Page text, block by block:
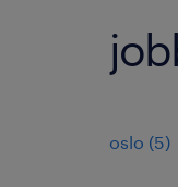
oslo (5)